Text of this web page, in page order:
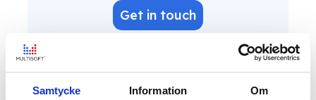
Samtycke Information Om
Get in touch